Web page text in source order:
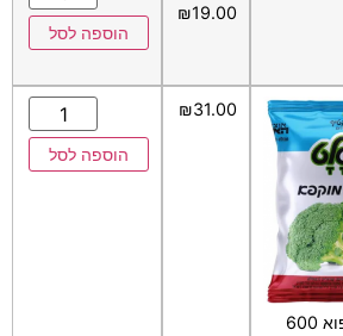
₪19.00
הוספה לסל
ברוקולי קפוא 600
₪31.00
הוספה לסל